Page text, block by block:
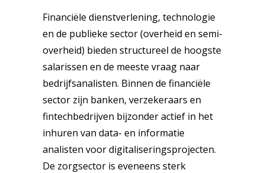
Financiële dienstverlening, technologie
en de publieke sector (overheid en semi-
overheid) bieden structureel de hoogste
salarissen en de meeste vraag naar
bedrijfsanalisten. Binnen de financiële
sector zijn banken, verzekeraars en
fintechbedrijven bijzonder actief in het
inhuren van data- en informatie
analisten voor digitaliseringsprojecten.
De zorgsector is eveneens sterk